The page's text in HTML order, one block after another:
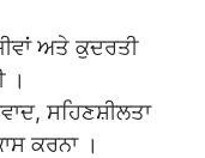
ਅਤੇ ਕੁਦਰਤੀ
।
ਸਹਿਣਸ਼ੀਲਤਾ
ਕਰਨਾ ।